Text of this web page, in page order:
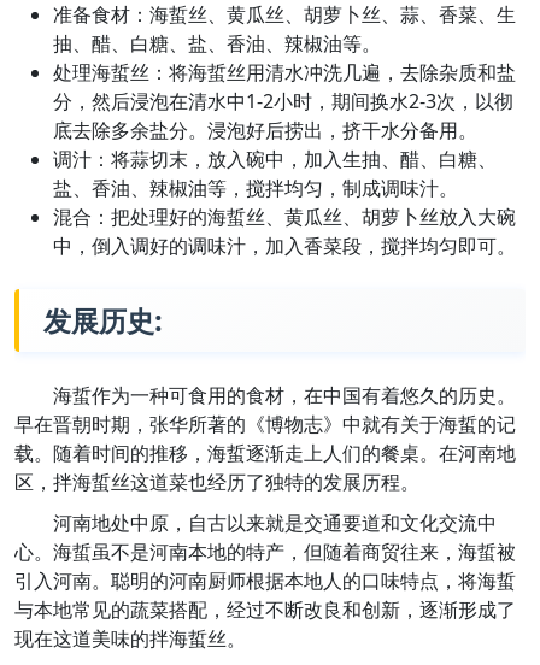
准备食材：海蜇丝、黄瓜丝、胡萝卜丝、蒜、香菜、生
抽、醋、白糖、盐、香油、辣椒油等。
处理海蜇丝：将海蜇丝用清水冲洗几遍，去除杂质和盐
分，然后浸泡在清水中1-2小时，期间换水2-3次，以彻
底去除多余盐分。浸泡好后捞出，挤干水分备用。
调汁：将蒜切末，放入碗中，加入生抽、醋、白糖、
盐、香油、辣椒油等，搅拌均匀，制成调味汁。
混合：把处理好的海蜇丝、黄瓜丝、胡萝卜丝放入大碗
中，倒入调好的调味汁，加入香菜段，搅拌均匀即可。
发展历史:
海蜇作为一种可食用的食材，在中国有着悠久的历史。
早在晋朝时期，张华所著的《博物志》中就有关于海蜇的记
载。随着时间的推移，海蜇逐渐走上人们的餐桌。在河南地
区，拌海蜇丝这道菜也经历了独特的发展历程。
河南地处中原，自古以来就是交通要道和文化交流中
心。海蜇虽不是河南本地的特产，但随着商贸往来，海蜇被
引入河南。聪明的河南厨师根据本地人的口味特点，将海蜇
与本地常见的蔬菜搭配，经过不断改良和创新，逐渐形成了
现在这道美味的拌海蜇丝。